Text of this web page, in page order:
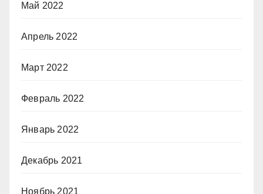
Май 2022
Апрель 2022
Март 2022
Февраль 2022
Январь 2022
Декабрь 2021
Ноябрь 2021